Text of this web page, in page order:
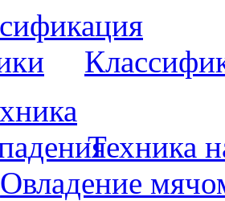
Техника
Овладение